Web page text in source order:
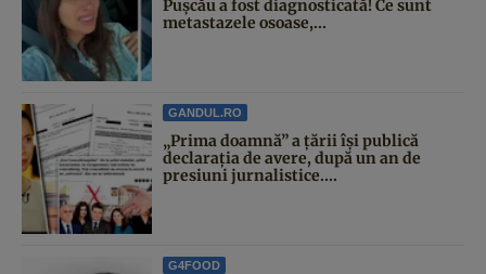
Pușcău a fost diagnosticată! Ce sunt
metastazele osoase,...
GANDUL.RO
„Prima doamnă” a țării își publică
declarația de avere, după un an de
presiuni jurnalistice....
G4FOOD